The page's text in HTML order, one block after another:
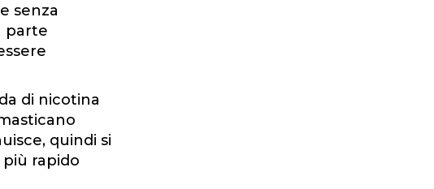
senza
parte
di nicotina
quindi si
rapido